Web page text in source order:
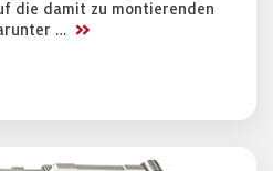
die damit zu montierenden
… >>